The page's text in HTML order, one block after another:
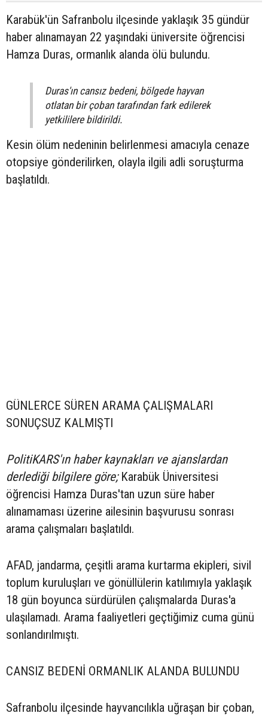
Karabük'ün Safranbolu ilçesinde yaklaşık 35 gündür
haber alınamayan 22 yaşındaki üniversite öğrencisi
Hamza Duras, ormanlık alanda ölü bulundu.
Duras'ın cansız bedeni, bölgede hayvan
otlatan bir çoban tarafından fark edilerek
yetkililere bildirildi.
Kesin ölüm nedeninin belirlenmesi amacıyla cenaze
otopsiye gönderilirken, olayla ilgili adli soruşturma
başlatıldı.
GÜNLERCE SÜREN ARAMA ÇALIŞMALARI
SONUÇSUZ KALMIŞTI
PolitiKARS'ın haber kaynakları ve ajanslardan
derlediği bilgilere göre;Karabük Üniversitesi
öğrencisi Hamza Duras'tan uzun süre haber
alınamaması üzerine ailesinin başvurusu sonrası
arama çalışmaları başlatıldı.
AFAD, jandarma, çeşitli arama kurtarma ekipleri, sivil
toplum kuruluşları ve gönüllülerin katılımıyla yaklaşık
18 gün boyunca sürdürülen çalışmalarda Duras'a
ulaşılamadı. Arama faaliyetleri geçtiğimiz cuma günü
sonlandırılmıştı.
CANSIZ BEDENİ ORMANLIK ALANDA BULUNDU
Safranbolu ilçesinde hayvancılıkla uğraşan bir çoban,